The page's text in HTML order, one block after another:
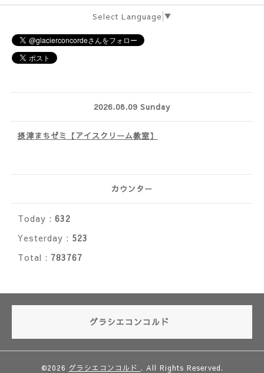
Select Language ▼
2026.08.09 Sunday
摂津まちゼミ【アイスクリーム教室】
カウンター
Today : 632
Yesterday : 523
Total : 783767
グラシエコンコルド
©2026 グラシエコンコルド . All Rights Reserved.